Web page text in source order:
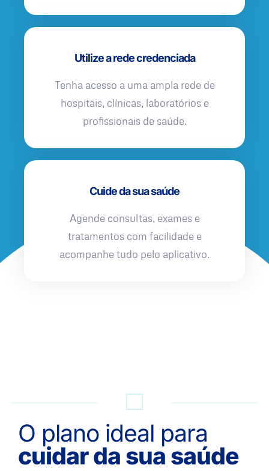
Utilize a rede credenciada
Tenha acesso a uma ampla rede de
hospitais, clínicas, laboratórios e
profissionais de saúde.
Cuide da sua saúde
Agende consultas, exames e
tratamentos com facilidade e
acompanhe tudo pelo aplicativo.
O plano ideal para
cuidar da sua saúde